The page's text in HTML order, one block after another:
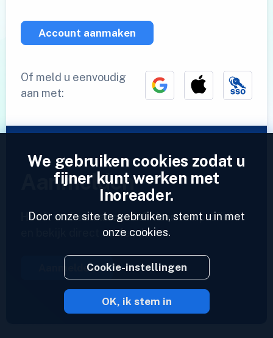
Account aanmaken
Of meld u eenvoudig
aan met:
Aanmelden
Heeft u al een account?Voer een profiel in
en bekijk direct uw feeds.
Aanmelden
2023 © Inoreader
We gebruiken cookies zodat u
fijner kunt werken met
Inoreader.
Door onze site te gebruiken, stemt u in met
onze cookies.
Cookie-instellingen
OK, ik stem in